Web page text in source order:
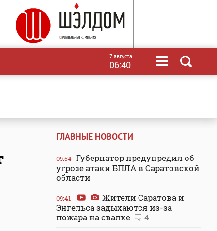
7 августа
06:40
ГЛАВНЫЕ НОВОСТИ
09:54 Губернатор предупредил об
угрозе атаки БПЛА в Саратовской
области
09:41
Жители Саратова и
Энгельса задыхаются из-за
пожара на свалке
4